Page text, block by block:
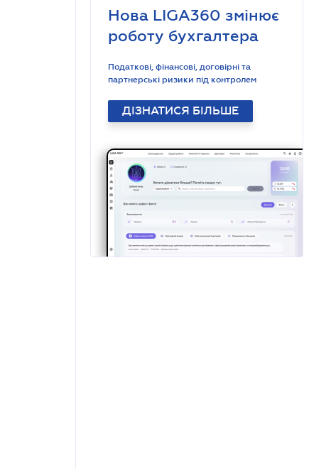
Нова LIGA360 змінює
роботу бухгалтера
Податкові, фінансові, договірні та
партнерські ризики під контролем
ДІЗНАТИСЯ БІЛЬШЕ